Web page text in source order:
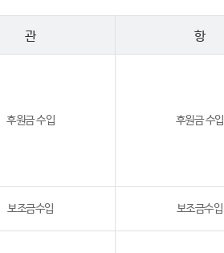
관 항
후원금 수입 후원금 수입
보조금수입 보조금수입